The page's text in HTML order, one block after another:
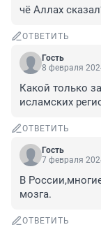
чё Аллах
ОТВЕТИТЬ
Гость
8 февраля
Какой только
исламских
ОТВЕТИТЬ
Гость
7 февраля
В
мозга.
ОТВЕТИТЬ